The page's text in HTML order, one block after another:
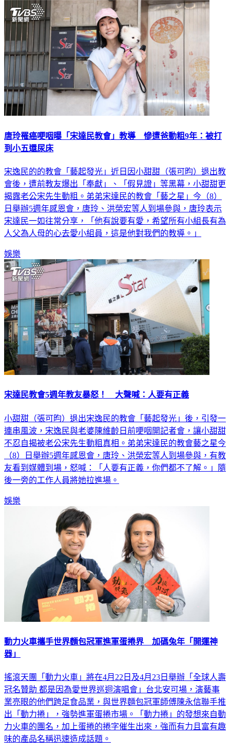
唐玲罹癌哽咽曝「宋達民教會」教導 慘遭爸動粗9年：被打
到小五還尿床
宋逸民的的教會「藝起發光」近日因小甜甜（張可昀）退出教
會後，遭前教友爆出「奉獻」、「假見證」等黑幕，小甜甜更
揭露老公宋先生動粗。弟弟宋達民的教會「藝之星」今（8）
日舉辦5週年感恩會，唐玲、洪榮宏等人到場參與，唐玲表示
宋達民一如往常分享，「他有說要有愛，希望所有小組長有為
人父為人母的心去愛小組員，這是他對我們的教導。」
娛樂
宋達民教會5週年教友暴怒！ 大聲喊：人要有正義
小甜甜（張可昀）退出宋逸民的教會「藝起發光」後，引發一
連串風波，宋逸民與老婆陳維齡日前哽咽開記者會，讓小甜甜
不忍自揭被老公宋先生動粗真相。弟弟宋達民的教會藝之星今
（8）日舉辦5週年感恩會，唐玲、洪榮宏等人到場參與，有教
友看到媒體到場，怒喊：「人要有正義，你們都不了解。」隨
後一旁的工作人員將她拉進場。
娛樂
動力火車攜手世界麵包冠軍進軍蛋捲界 加碼兔年「開運神
器」
搖滾天團「動力火車」將在4月22日及4月23日舉辦「全球人壽
冠名贊助 都是因為愛世界巡迴演唱會」台北安可場，演藝事
業亮眼的他們跨足食品業，與世界麵包冠軍師傅陳永信聯手推
出「動力捲」，強勢進軍蛋捲市場。「動力捲」的發想來自動
力火車的團名，加上蛋捲的捲字催生出來，強而有力且富有趣
味的產品名稱迅速造成話題。